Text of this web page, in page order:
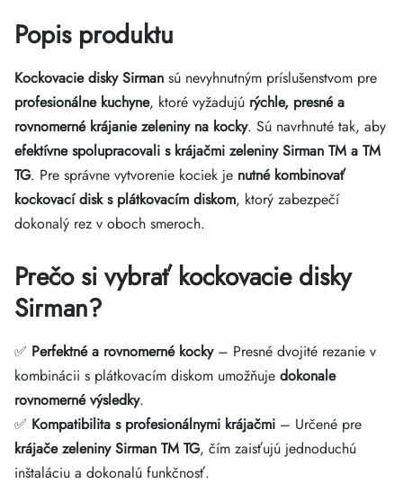
Popis produktu
Kockovacie disky Sirman sú nevyhnutným príslušenstvom pre
profesionálne kuchyne, ktoré vyžadujú rýchle, presné a
rovnomerné krájanie zeleniny na kocky. Sú navrhnuté tak, aby
efektívne spolupracovali s krájačmi zeleniny Sirman TM a TM
TG. Pre správne vytvorenie kociek je nutné kombinovať
kockovací disk s plátkovacím diskom, ktorý zabezpečí
dokonalý rez v oboch smeroch.
Prečo si vybrať kockovacie disky
Sirman?
✅ Perfektné a rovnomerné kocky– Presné dvojité rezanie v
kombinácii s plátkovacím diskom umožňuje dokonale
rovnomerné výsledky.
✅ Kompatibilita s profesionálnymi krájačmi – Určené pre
krájače zeleniny Sirman TM TG, čím zaisťujú jednoduchú
inštaláciu a dokonalú funkčnosť.